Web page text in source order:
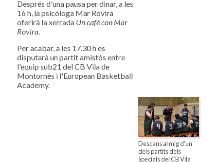
Després d'una pausa per dinar, a les
16 h, la psicòloga Mar Rovira
oferirà la xerrada Un café con Mar
Rovira.
Per acabar, a les 17.30 h es
disputarà un partit amistós entre
l'equip sub21 del CB Vila de
Montornès i l'European Basketball
Academy.
Descans al mig d'un
dels partits dels
Specials del CB Vila